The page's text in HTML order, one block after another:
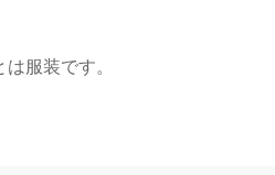
服装です。